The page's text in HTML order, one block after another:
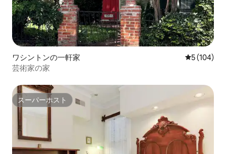
ワシントンの一軒家 レビュー
5 (104)
芸術家の家
スーパーホスト
スーパーホスト